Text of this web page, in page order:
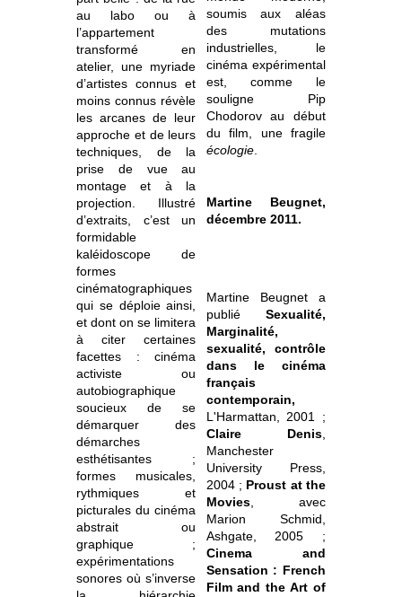
au labo ou à
l’appartement
transformé en
atelier, une myriade
d’artistes connus et
moins connus révèle
les arcanes de leur
approche et de leurs
techniques, de la
prise de vue au
montage et à la
projection. Illustré
d’extraits, c’est un
formidable
kaléidoscope de
formes
cinématographiques
qui se déploie ainsi,
et dont on se limitera
à citer certaines
facettes : cinéma
activiste ou
autobiographique
soucieux de se
démarquer des
démarches
esthétisantes ;
formes musicales,
rythmiques et
picturales du cinéma
abstrait ou
graphique ;
expérimentations
sonores où s’inverse
soumis aux aléas
des mutations
industrielles, le
cinéma expérimental
est, comme le
souligne Pip
Chodorov au début
du film, une fragile
écologie.
Martine Beugnet,
décembre 2011.
Martine Beugnet a
publié Sexualité,
Marginalité,
sexualité, contrôle
dans le cinéma
français
contemporain,
L'Harmattan, 2001 ;
Claire Denis,
Manchester
University Press,
2004 ; Proust at the
Movies, avec
Marion Schmid,
Ashgate, 2005 ;
Cinema and
Sensation : French
Film and the Art of